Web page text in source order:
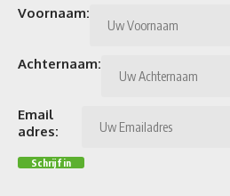
Voornaam:
Achternaam:
Email
adres: